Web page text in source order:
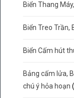
Biển Thang
Biển Treo Trần,
Biển Cấm hút
Bảng cấm lửa,
chú ý hỏa hoạn